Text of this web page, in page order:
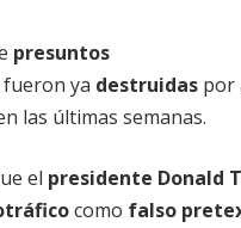
presuntos
fueron ya destruidas por
las últimas semanas.
el presidente Donald
como falso